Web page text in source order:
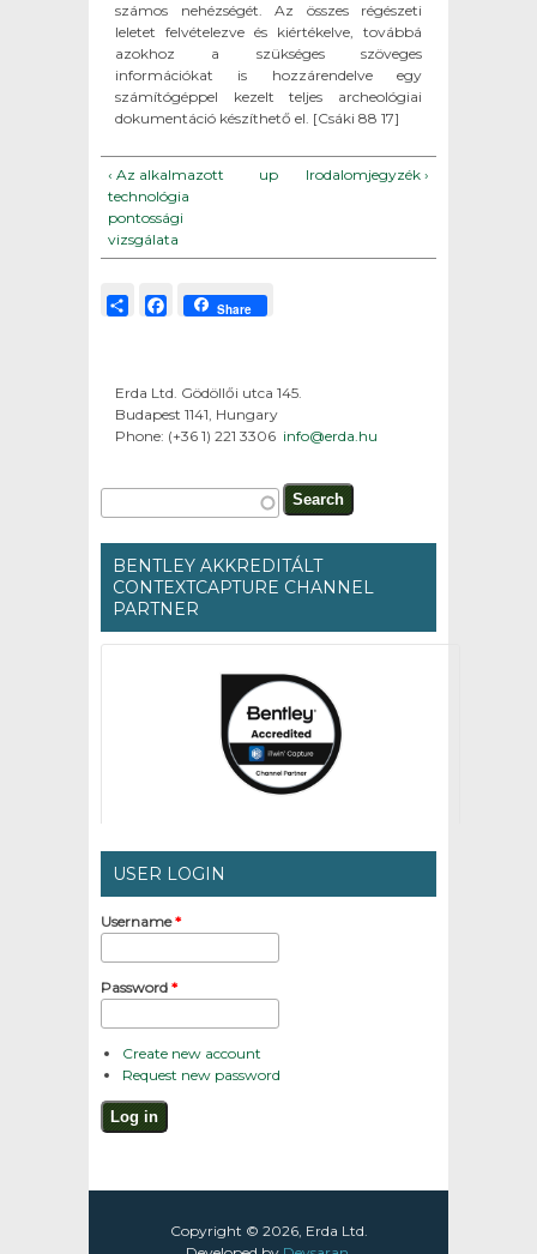
számos nehézségét. Az összes régészeti
leletet felvételezve és kiértékelve, továbbá
azokhoz a szükséges szöveges
információkat is hozzárendelve egy
számítógéppel kezelt teljes archeológiai
dokumentáció készíthető el. [Csáki 88 17]
‹ Az alkalmazott
technológia
pontossági
vizsgálata
up Irodalomjegyzék ›
ShareFacebook
Share
Erda Ltd. Gödöllői utca 145.
Budapest 1141, Hungary
Phone: (+36 1) 221 3306 info@erda.hu
Search form
Search
BENTLEY AKKREDITÁLT
CONTEXTCAPTURE CHANNEL
PARTNER
USER LOGIN
Username*
Password *
Create new account
Request new password
Copyright © 2026, Erda Ltd.